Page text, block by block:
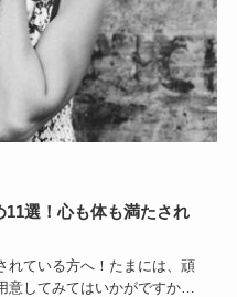
選！心も体も満たされ
れている方へ！たまには、頑
してみてはいかがですか？